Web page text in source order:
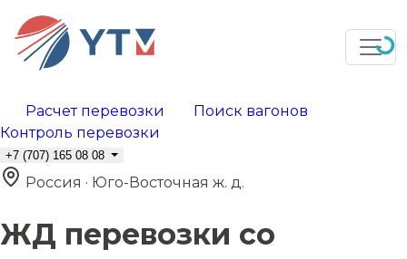
Расчет перевозки
Поиск вагонов
Контроль перевозки
+7 (707) 165 08 08
Россия · Юго-Восточная ж. д.
ЖД перевозки со